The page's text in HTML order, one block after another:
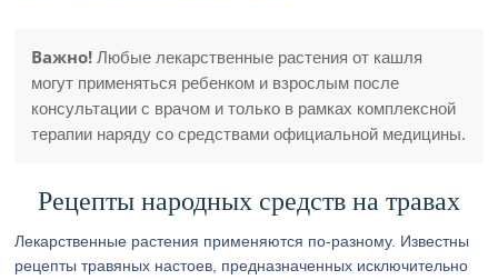
Важно! Любые лекарственные растения от кашля
могут применяться ребенком и взрослым после
консультации с врачом и только в рамках комплексной
терапии наряду со средствами официальной медицины.
Рецепты народных средств на травах
Лекарственные растения применяются по-разному. Известны
рецепты травяных настоев, предназначенных исключительно